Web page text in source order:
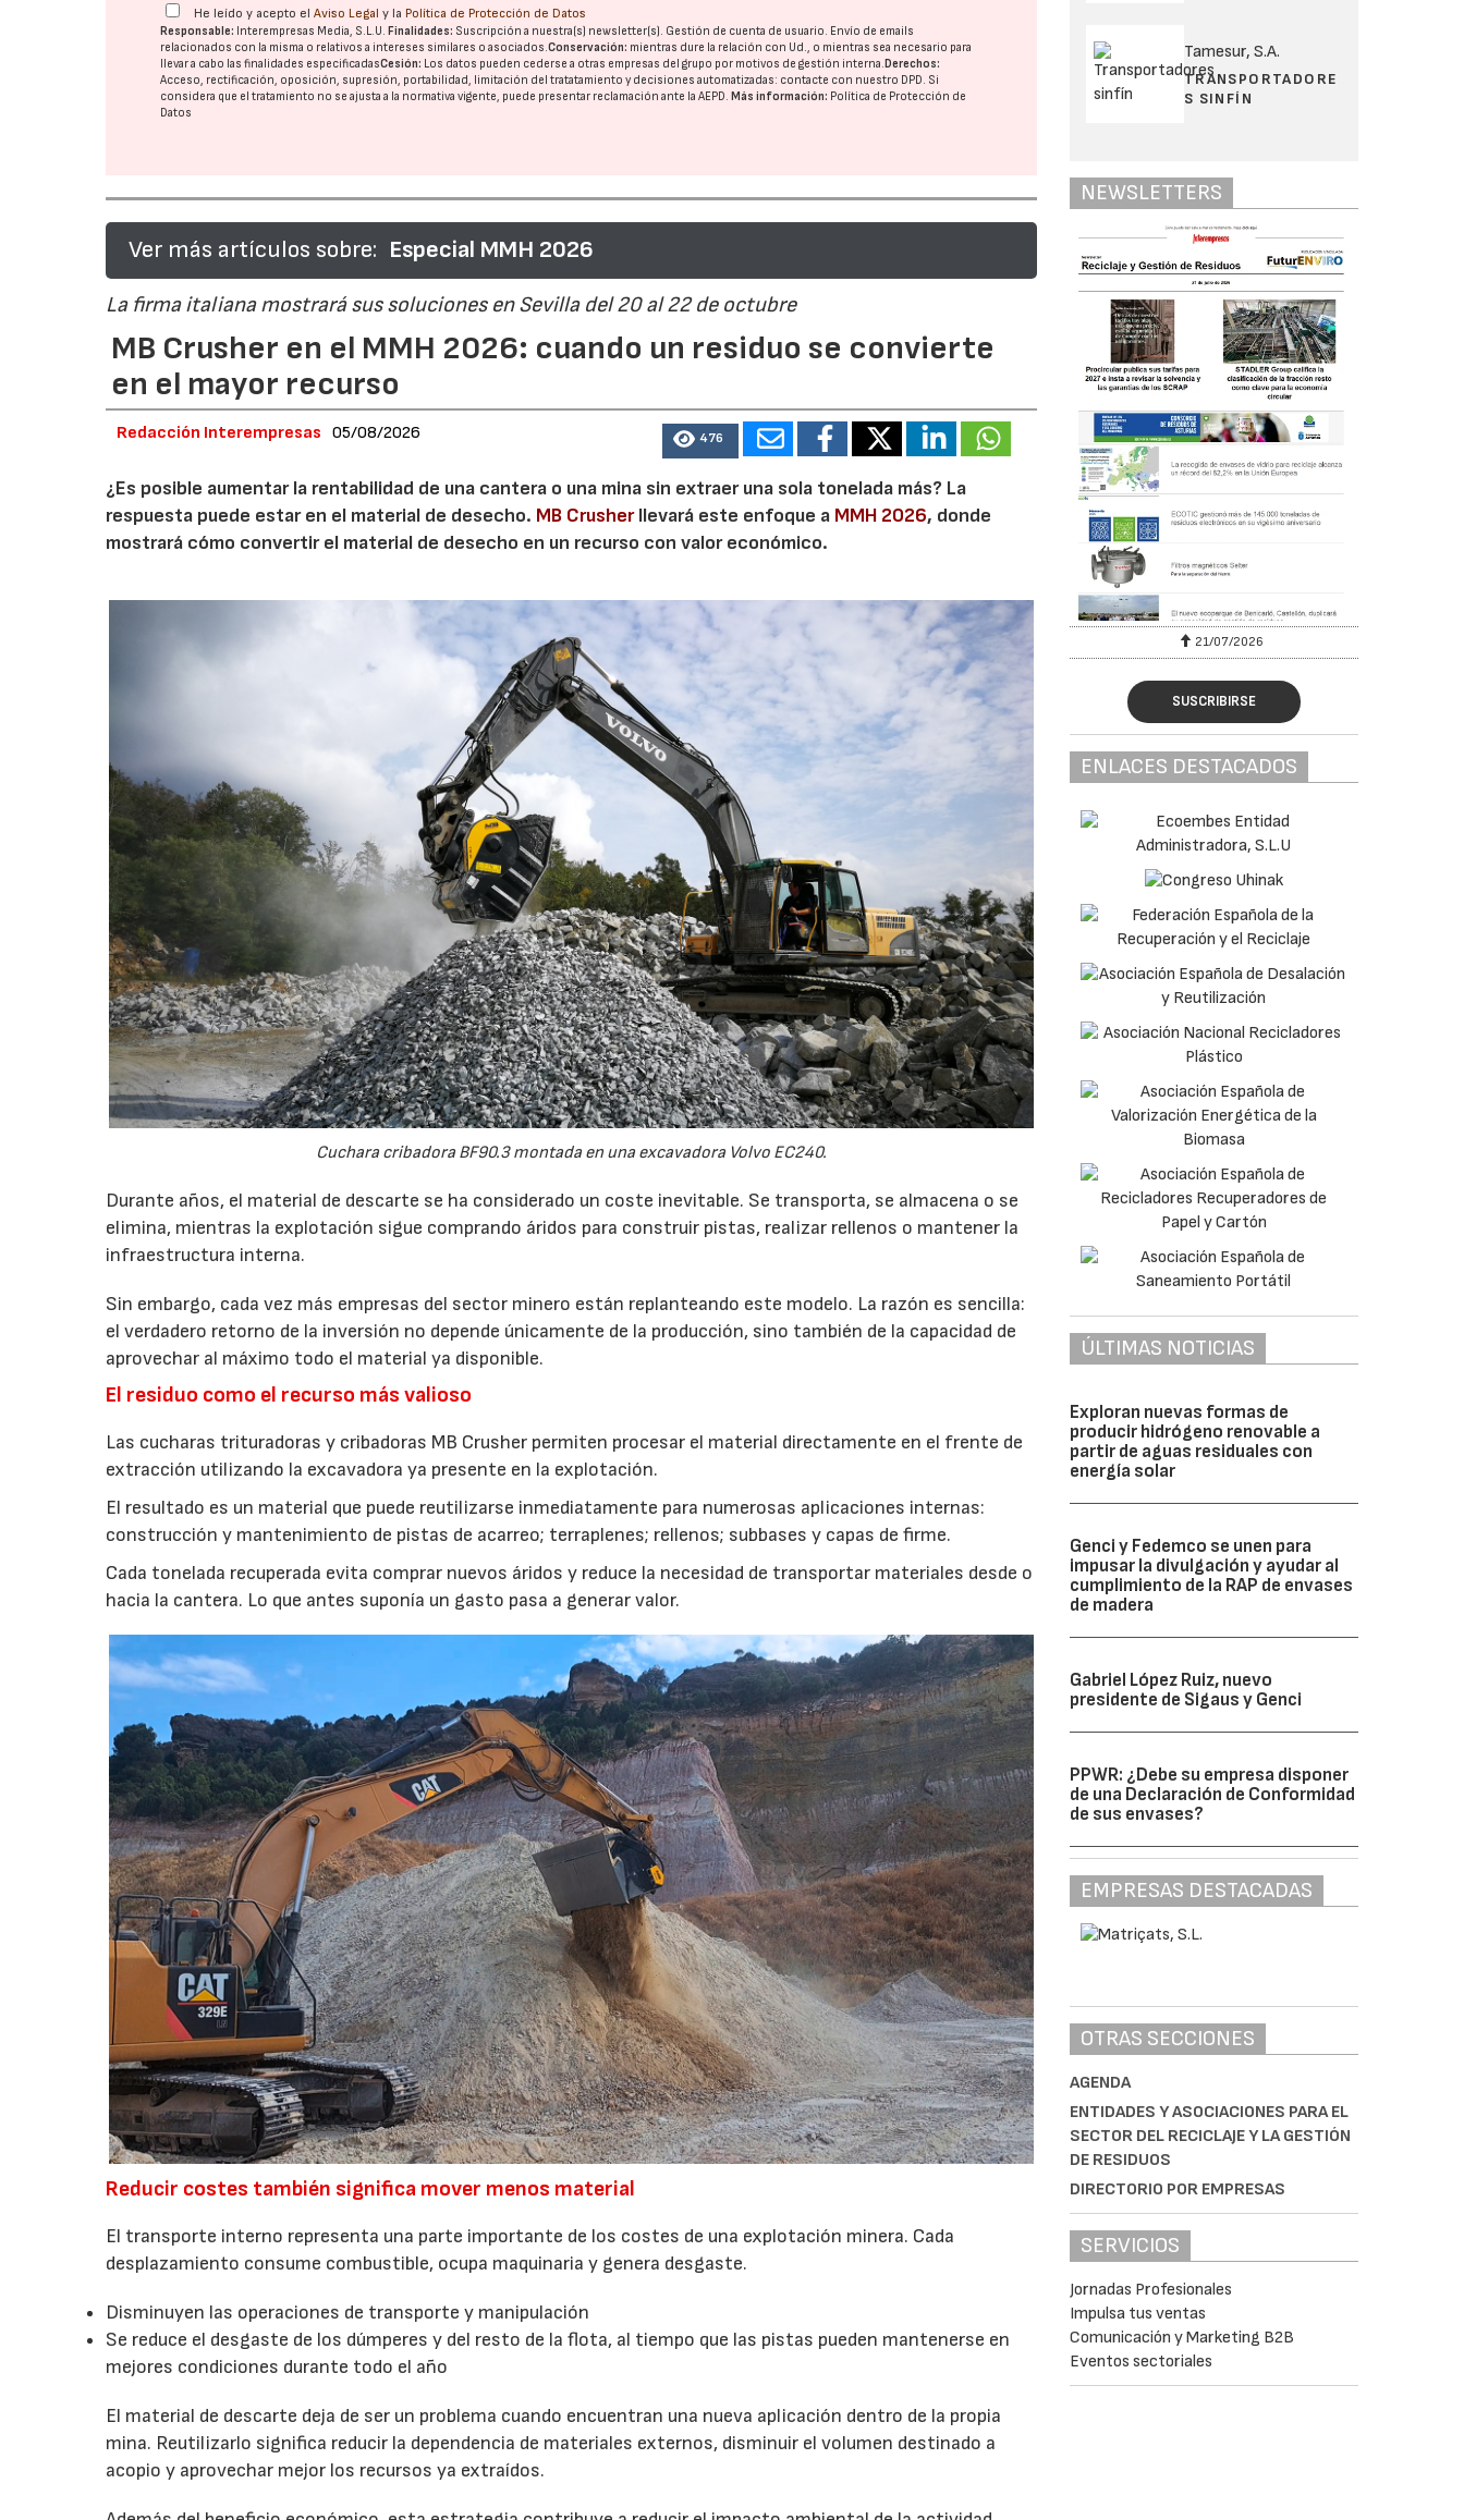
He leído y acepto elAviso Legal y la Política de Protección de Datos
Responsable: Interempresas Media, S.L.U. Finalidades: Suscripción a nuestra(s) newsletter(s). Gestión de cuenta de usuario. Envío de emails
relacionados con la misma o relativos a intereses similares o asociados.Conservación: mientras dure la relación con Ud., o mientras sea necesario para
llevar a cabo las finalidades especificadasCesión: Los datos pueden cederse a otras empresas del grupo por motivos de gestión interna. Derechos:
Acceso, rectificación, oposición, supresión, portabilidad, limitación del tratatamiento y decisiones automatizadas: contacte con nuestro DPD. Si
considera que el tratamiento no se ajusta a la normativa vigente, puede presentar reclamación ante laAEPD. Más información: Política de Protección de
Datos
Ver más artículos sobre: Especial MMH 2026
La firma italiana mostrará sus soluciones en Sevilla del 20 al 22 de octubre
MB Crusher en el MMH 2026: cuando un residuo se convierte
en el mayor recurso
Redacción Interempresas 05/08/2026 476
¿Es posible aumentar la rentabilidad de una cantera o una mina sin extraer una sola tonelada más? La
respuesta puede estar en el material de desecho. MB Crusherllevará este enfoque a MMH 2026, donde
mostrará cómo convertir el material de desecho en un recurso con valor económico.
Cuchara cribadora BF90.3 montada en una excavadora Volvo EC240.
Durante años, el material de descarte se ha considerado un coste inevitable. Se transporta, se almacena o se
elimina, mientras la explotación sigue comprando áridos para construir pistas, realizar rellenos o mantener la
infraestructura interna.
Sin embargo, cada vez más empresas del sector minero están replanteando este modelo. La razón es sencilla:
el verdadero retorno de la inversión no depende únicamente de la producción, sino también de la capacidad de
aprovechar al máximo todo el material ya disponible.
El residuo como el recurso más valioso
Las cucharas trituradoras y cribadoras MB Crusher permiten procesar el material directamente en el frente de
extracción utilizando la excavadora ya presente en la explotación.
El resultado es un material que puede reutilizarse inmediatamente para numerosas aplicaciones internas:
construcción y mantenimiento de pistas de acarreo; terraplenes; rellenos; subbases y capas de firme.
Cada tonelada recuperada evita comprar nuevos áridos y reduce la necesidad de transportar materiales desde o
hacia la cantera. Lo que antes suponía un gasto pasa a generar valor.
Reducir costes también significa mover menos material
El transporte interno representa una parte importante de los costes de una explotación minera. Cada
desplazamiento consume combustible, ocupa maquinaria y genera desgaste.
Disminuyen las operaciones de transporte y manipulación
Se reduce el desgaste de los dúmperes y del resto de la flota, al tiempo que las pistas pueden mantenerse en
mejores condiciones durante todo el año
El material de descarte deja de ser un problema cuando encuentran una nueva aplicación dentro de la propia
mina. Reutilizarlo significa reducir la dependencia de materiales externos, disminuir el volumen destinado a
acopio y aprovechar mejor los recursos ya extraídos.
Tamesur, S.A.
TRANSPORTADORE
S SINFÍN
NEWSLETTERS
21/07/2026 28/07/2026 21/07/2026
SUSCRIBIRSE
ENLACES DESTACADOS
ÚLTIMAS NOTICIAS
Exploran nuevas formas de
producir hidrógeno renovable a
partir de aguas residuales con
energía solar
Genci y Fedemco se unen para
impusar la divulgación y ayudar al
cumplimiento de la RAP de envases
de madera
Gabriel López Ruiz, nuevo
presidente de Sigaus y Genci
PPWR: ¿Debe su empresa disponer
de una Declaración de Conformidad
de sus envases?
EMPRESAS DESTACADAS
OTRAS SECCIONES
AGENDA
ENTIDADES Y ASOCIACIONES PARA EL
SECTOR DEL RECICLAJE Y LA GESTIÓN
DE RESIDUOS
DIRECTORIO POR EMPRESAS
SERVICIOS
Jornadas Profesionales
Impulsa tus ventas
Comunicación y Marketing B2B
Eventos sectoriales